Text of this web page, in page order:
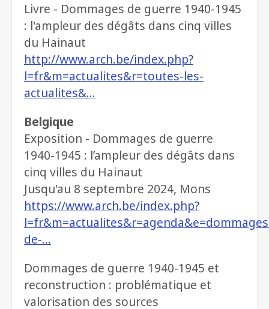
Livre - Dommages de guerre 1940-1945
: l'ampleur des dégâts dans cinq villes
du Hainaut
http://www.arch.be/index.php?
l=fr&m=actualites&r=toutes-les-
actualites&…
Belgique
Exposition - Dommages de guerre
1940-1945 : l’ampleur des dégâts dans
cinq villes du Hainaut
Jusqu'au 8 septembre 2024, Mons
https://www.arch.be/index.php?
de-…
Dommages de guerre 1940-1945 et
reconstruction : problématique et
valorisation des sources